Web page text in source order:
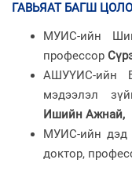
ГАВЬЯАТ БАГШ
МУИС-ийн
профессор
АШУҮИС-ийн
мэдээлэл
Ишийн Ажнай,
МУИС-ийн дэд
доктор,